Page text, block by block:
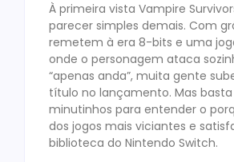
À primeira vista Vampire
parecer simples demais. Com
remetem à era 8-bits e uma
onde o personagem ataca
“apenas anda”, muita gente
título no lançamento. Mas basta
minutinhos para entender o
dos jogos mais viciantes e
biblioteca do Nintendo Switch.